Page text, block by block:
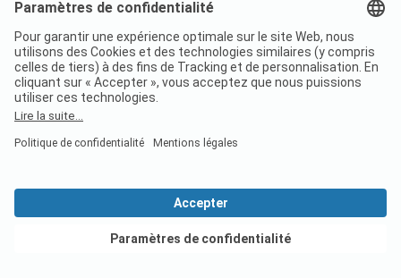
Croatie
Allemagne
Suisse
Destinations
Campings Réservables
Mobil-homes à louer